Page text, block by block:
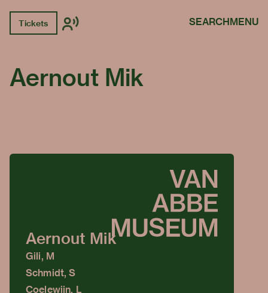
Tickets SEARCHMENU
Aernout Mik
Aernout Mik
Gili, M
Schmidt, S
Coelewijn, L